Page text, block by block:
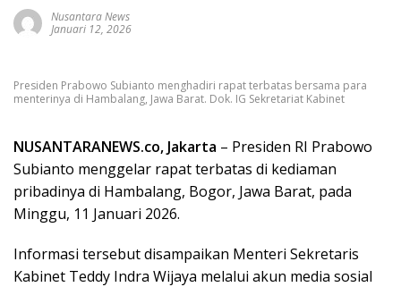
Nusantara News
Januari 12, 2026
Presiden Prabowo Subianto menghadiri rapat terbatas bersama para
menterinya di Hambalang, Jawa Barat. Dok. IG Sekretariat Kabinet
NUSANTARANEWS.co, Jakarta – Presiden RI Prabowo
Subianto menggelar rapat terbatas di kediaman
pribadinya di Hambalang, Bogor, Jawa Barat, pada
Minggu, 11 Januari 2026.
Informasi tersebut disampaikan Menteri Sekretaris
Kabinet Teddy Indra Wijaya melalui akun media sosial